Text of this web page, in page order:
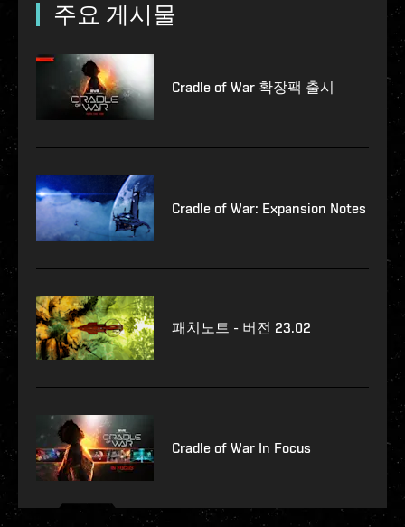
주요 게시물
Cradle of War 확장팩 출시
Cradle of War: Expansion Notes
패치노트 - 버전 23.02
Cradle of War In Focus